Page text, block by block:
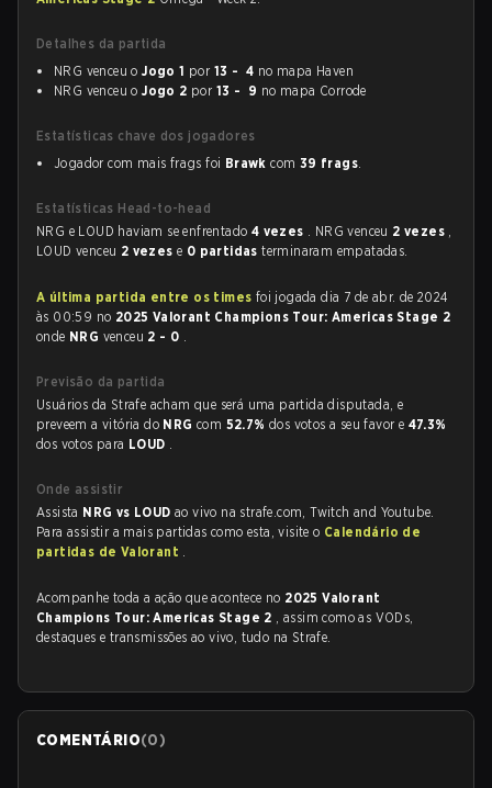
Detalhes da partida
NRG venceu oJogo 1 por 13 - 4 no mapa Haven
NRG venceu oJogo 2 por 13 - 9 no mapa Corrode
Estatísticas chave dos jogadores
Jogador com mais frags foi Brawk com 39 frags.
Estatísticas Head-to-head
NRG e LOUD haviam se enfrentado 4 vezes . NRG venceu 2 vezes ,
LOUD venceu 2 vezese 0 partidasterminaram empatadas.
A última partida entre os times foi jogada dia 7 de abr. de 2024
às 00:59 no 2025 Valorant Champions Tour: Americas Stage 2
onde NRG venceu 2 - 0 .
Previsão da partida
Usuários da Strafe acham que será uma partida disputada, e
preveem a vitória do NRGcom 52.7%dos votos a seu favor e 47.3%
dos votos para LOUD .
Onde assistir
Assista NRG vs LOUDao vivo na strafe.com, Twitch and Youtube.
Para assistir a mais partidas como esta, visite o Calendário de
partidas de Valorant .
Acompanhe toda a ação que acontece no 2025 Valorant
Champions Tour: Americas Stage 2 , assim como as VODs,
destaques e transmissões ao vivo, tudo na Strafe.
COMENTÁRIO(0)